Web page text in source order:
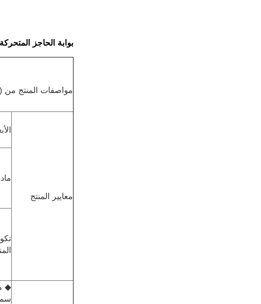
بوابة الحاجز
مواصفات المنتج من (TJ-LBST02) دورة الدوران المتحركة
معايير المنتج